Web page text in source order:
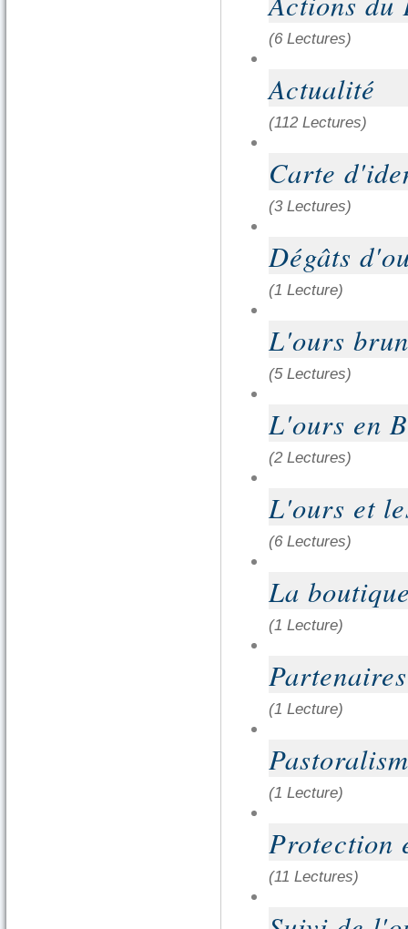
(6 Lectures)
Actualité
(112 Lectures)
Carte
(3 Lectures)
Dégâts
(1 Lecture)
L'ours
(5 Lectures)
L'ours en
(2 Lectures)
L'ours et
(6 Lectures)
La
(1 Lecture)
(1 Lecture)
(1 Lecture)
Protection
(11 Lectures)